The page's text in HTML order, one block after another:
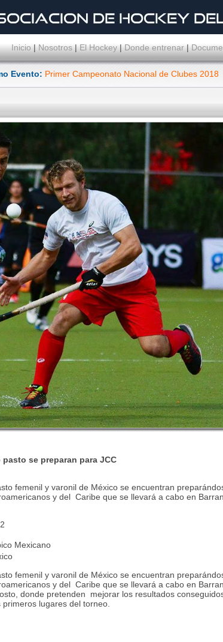
Inicio|Nosotros|El Hockey|Donde entrenar|
Evento: Primer Campeonato Nacional de Clubes 2018
se preparan para JCC
femenil y varonil de México se encuentran
y del Caribe que se llevará a cabo en
Mexicano
femenil y varonil de México se encuentran
y del Caribe que se llevará a cabo en
donde pretenden mejorar los resultados
lugares del torneo.